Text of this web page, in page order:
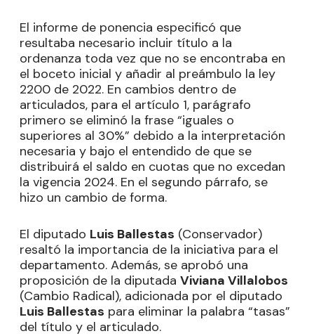
El informe de ponencia especificó que
resultaba necesario incluir título a la
ordenanza toda vez que no se encontraba en
el boceto inicial y añadir al preámbulo la ley
2200 de 2022. En cambios dentro de
articulados, para el artículo 1, parágrafo
primero se eliminó la frase “iguales o
superiores al 30%” debido a la interpretación
necesaria y bajo el entendido de que se
distribuirá el saldo en cuotas que no excedan
la vigencia 2024. En el segundo párrafo, se
hizo un cambio de forma.
El diputado Luis Ballestas (Conservador)
resaltó la importancia de la iniciativa para el
departamento. Además, se aprobó una
proposición de la diputada Viviana Villalobos
(Cambio Radical), adicionada por el diputado
Luis Ballestas para eliminar la palabra “tasas”
del título y el articulado.